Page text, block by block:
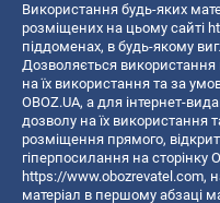
Використання будь-яких
розміщених на цьому сайті
піддоменах, в будь-якому
Дозволяється
на їх використання та за
OBOZ.UA, а для інтернет-
дозволу на їх використання
розміщення прямого,
гіперпосилання на сторінку
https://www.obozrevatel.com,
матеріал в першому абзаці